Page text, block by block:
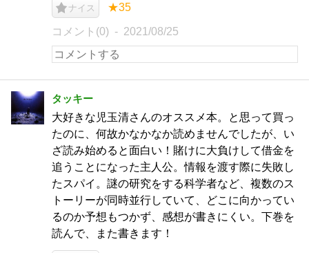
ナイス ★35
コメント(0) 2021/08/25
タッキー
大好きな児玉清さんのオススメ本。と思って買っ
たのに、何故かなかなか読めませんでしたが、い
ざ読み始めると面白い！賭けに大負けして借金を
追うことになった主人公。情報を渡す際に失敗し
たスパイ。謎の研究をする科学者など、複数のス
トーリーが同時並行していて、どこに向かってい
るのか予想もつかず、感想が書きにくい。下巻を
読んで、また書きます！